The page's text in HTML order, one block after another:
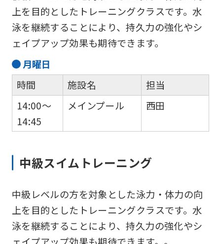
上を目的としたトレーニングクラスです。水
泳を継続することにより、持久力の強化やシ
ェイプアップ効果も期待できます。
月曜日
時間
14:00～
14:45
施設名
メインプール
担当
西田
中級スイムトレーニング
中級レベルの方を対象とした泳力・体力の向
上を目的としたトレーニングクラスです。水
泳を継続することにより、持久力の強化やシ